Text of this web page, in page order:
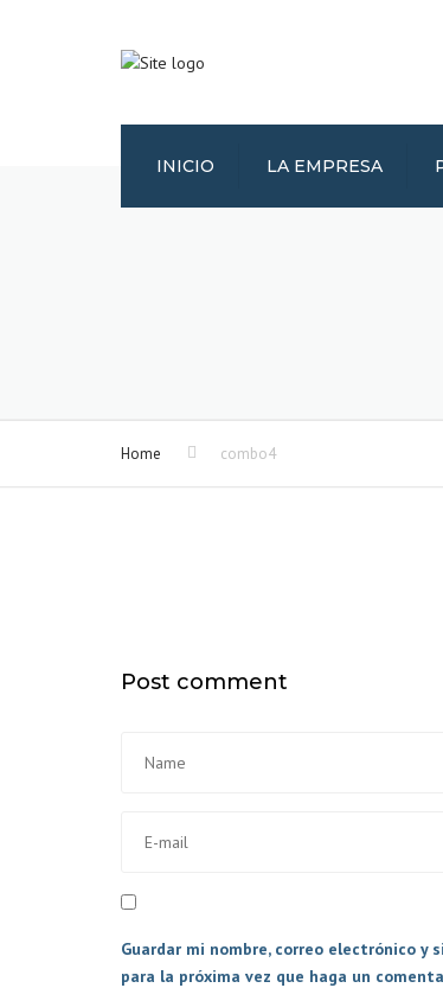
INICIO LA EMPRESA
Home combo4
Post comment
Guardar mi nombre, correo electrónico y
para la próxima vez que haga un